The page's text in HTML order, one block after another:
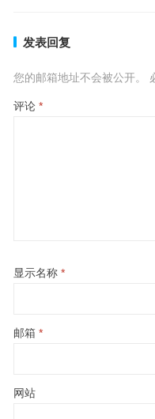
发表回复
您的邮箱地址不会被公开。
评论 *
显示名称 *
邮箱 *
网站